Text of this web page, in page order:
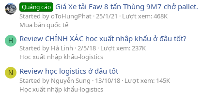
Quảng cáo Giá Xe tải Faw 8 tấn Thùng 9M7 chở pallet.
Started by oToHungPhat 25/1/21
Lượt xem: 468K
Mua bán quốc tế
H Review CHÍNH XÁC học xuất nhập khẩu ở đâu tốt?
Started by Hà Linh 2/5/18 Lượt xem: 237K
Học xuất nhập khẩu-logistics
N Review học logistics ở đâu tốt
Started by Nguyễn Sung 13/10/18 Lượt xem: 145K
Học xuất nhập khẩu-logistics